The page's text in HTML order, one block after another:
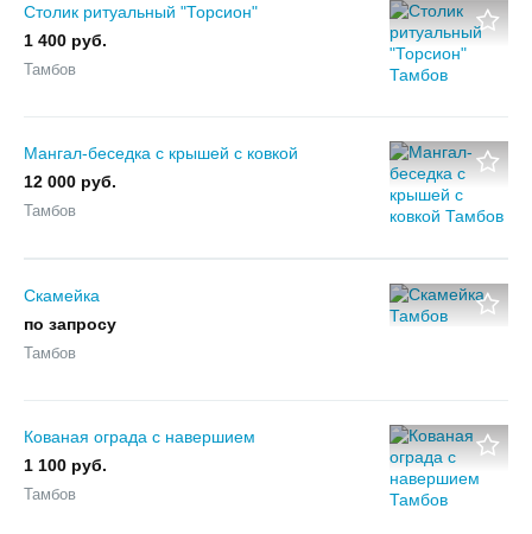
Столик ритуальный "Торсион"
1 400 руб.
Тамбов
Мангал-беседка с крышей с ковкой
12 000 руб.
Тамбов
Скамейка
по запросу
Тамбов
Кованая ограда с навершием
1 100 руб.
Тамбов